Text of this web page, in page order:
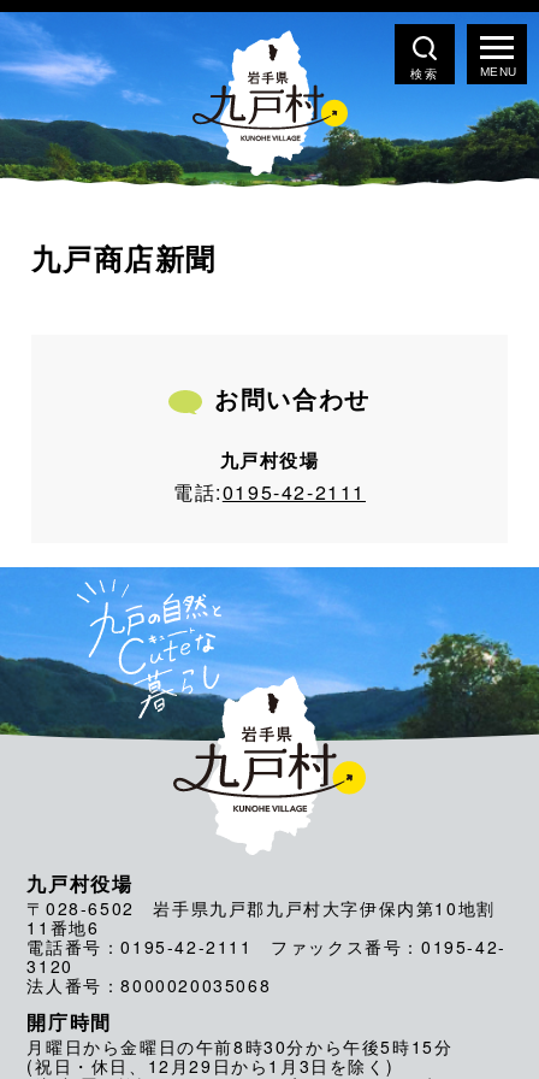
検索
九戸商店新聞
お問い合わせ
九戸村役場
電話:0195-42-2111
九戸村役場
〒028-6502 岩手県九戸郡九戸村大字伊保内第10地割
11番地6
電話番号：0195-42-2111 ファックス番号：0195-42-
3120
法人番号：8000020035068
開庁時間
月曜日から金曜日の午前8時30分から午後5時15分
(祝日・休日、12月29日から1月3日を除く)